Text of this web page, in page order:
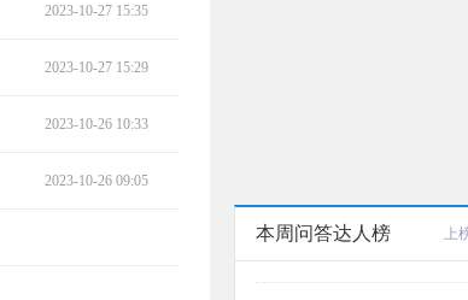
2023-10-27 15:35
2023-10-27 15:29
2023-10-26 10:33
2023-10-26 09:05
本周问答达人榜 上